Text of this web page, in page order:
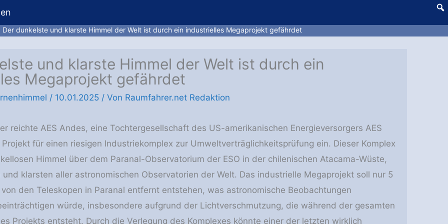
Der dunkelste und klarste Himmel der Welt ist durch ein industrielles Megaprojekt gefährdet
und klarste Himmel der Welt ist durch ein
Megaprojekt gefährdet
/ 10.01.2025 / Von Raumfahrer.net Redaktion
reichte AES Andes, eine Tochtergesellschaft des US-amerikanischen Energieversorgers AES
für einen riesigen Industriekomplex zur Umweltverträglichkeitsprüfung ein. Dieser Komplex
Himmel über dem Paranal-Observatorium der ESO in der chilenischen Atacama-Wüste,
klarsten aller astronomischen Observatorien der Welt. Das industrielle Megaprojekt soll nur 5
von den Teleskopen in Paranal entfernt entstehen, was astronomische Beobachtungen
würde, insbesondere aufgrund der Lichtverschmutzung, die während der gesamten
Projekts entsteht. Durch die Verlegung des Komplexes könnte einer der letzten wirklich